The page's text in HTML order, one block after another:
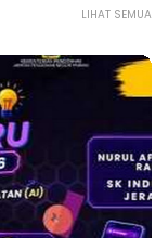
LIHAT SEMUA